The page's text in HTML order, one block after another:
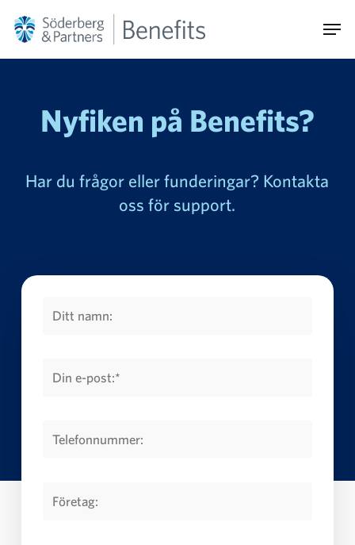
main
Nyfiken på Benefits?
Har du frågor eller funderingar? Kontakta
oss för support.